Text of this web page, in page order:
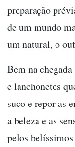
preparação
de um mundo
um natural, o
Bem na
e lanchonetes
suco e repor as
a beleza e as
pelos